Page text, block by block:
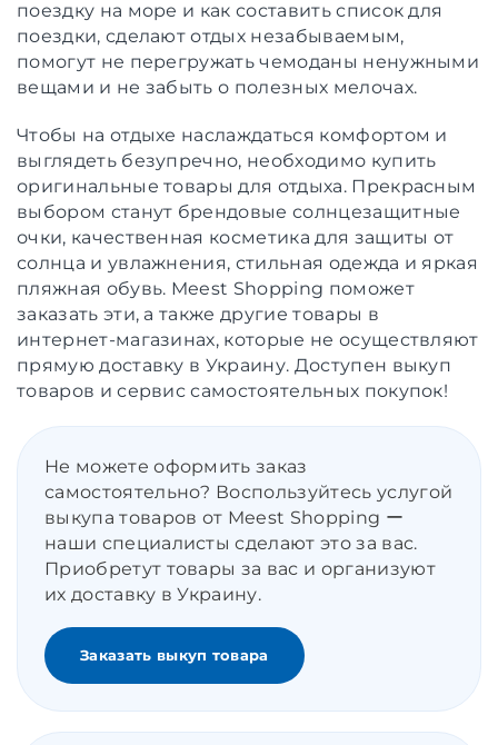
поездку на море и как составить список для
поездки, сделают отдых незабываемым,
помогут не перегружать чемоданы ненужными
вещами и не забыть о полезных мелочах.
Чтобы на отдыхе наслаждаться комфортом и
выглядеть безупречно, необходимо купить
оригинальные товары для отдыха. Прекрасным
выбором станут брендовые солнцезащитные
очки, качественная косметика для защиты от
солнца и увлажнения, стильная одежда и яркая
пляжная обувь. Meest Shopping поможет
заказать эти, а также другие товары в
интернет-магазинах, которые не осуществляют
прямую доставку в Украину. Доступен выкуп
товаров и сервис самостоятельных покупок!
Не можете оформить заказ
самостоятельно? Воспользуйтесь услугой
выкупа товаров от Meest Shopping ー
наши специалисты сделают это за вас.
Приобретут товары за вас и организуют
их доставку в Украину.
Заказать выкуп товара